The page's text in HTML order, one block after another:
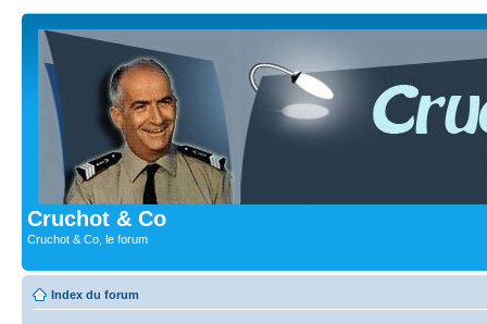
Cruchot & Co
Cruchot & Co, le forum
Index du forum